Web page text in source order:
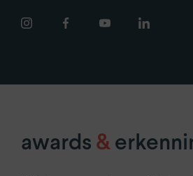
careers
awards &